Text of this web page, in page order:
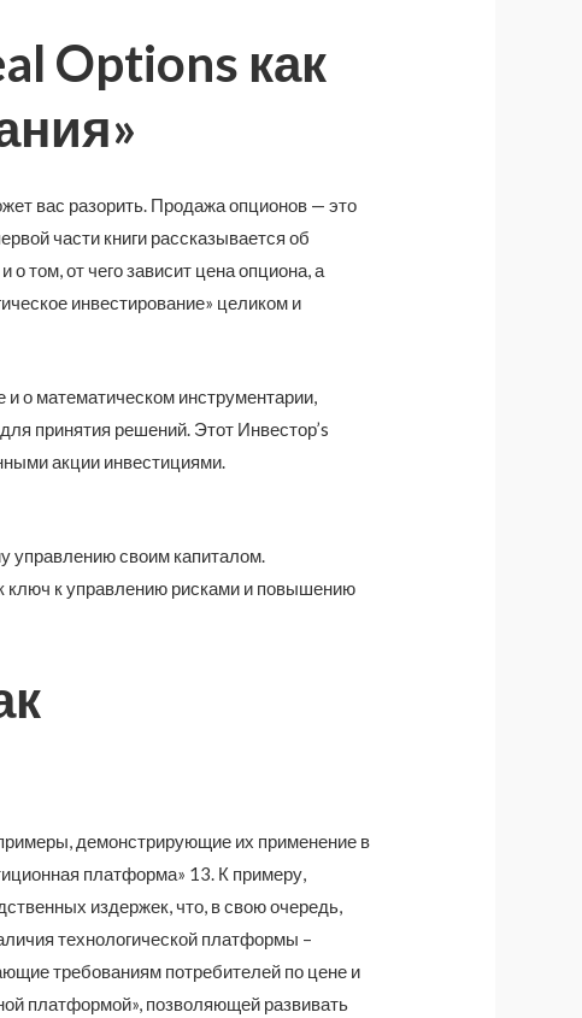
Options как
вас разорить. Продажа опционов — это
части книги рассказывается об
том, от чего зависит цена опциона, а
инвестирование» целиком и
о математическом инструментарии,
принятия решений. Этот Инвестор’s
акции инвестициями.
управлению своим капиталом.
ключ к управлению рисками и повышению
демонстрирующие их применение в
платформа» 13. К примеру,
издержек, что, в свою очередь,
технологической платформы –
требованиям потребителей по цене и
платформой», позволяющей развивать